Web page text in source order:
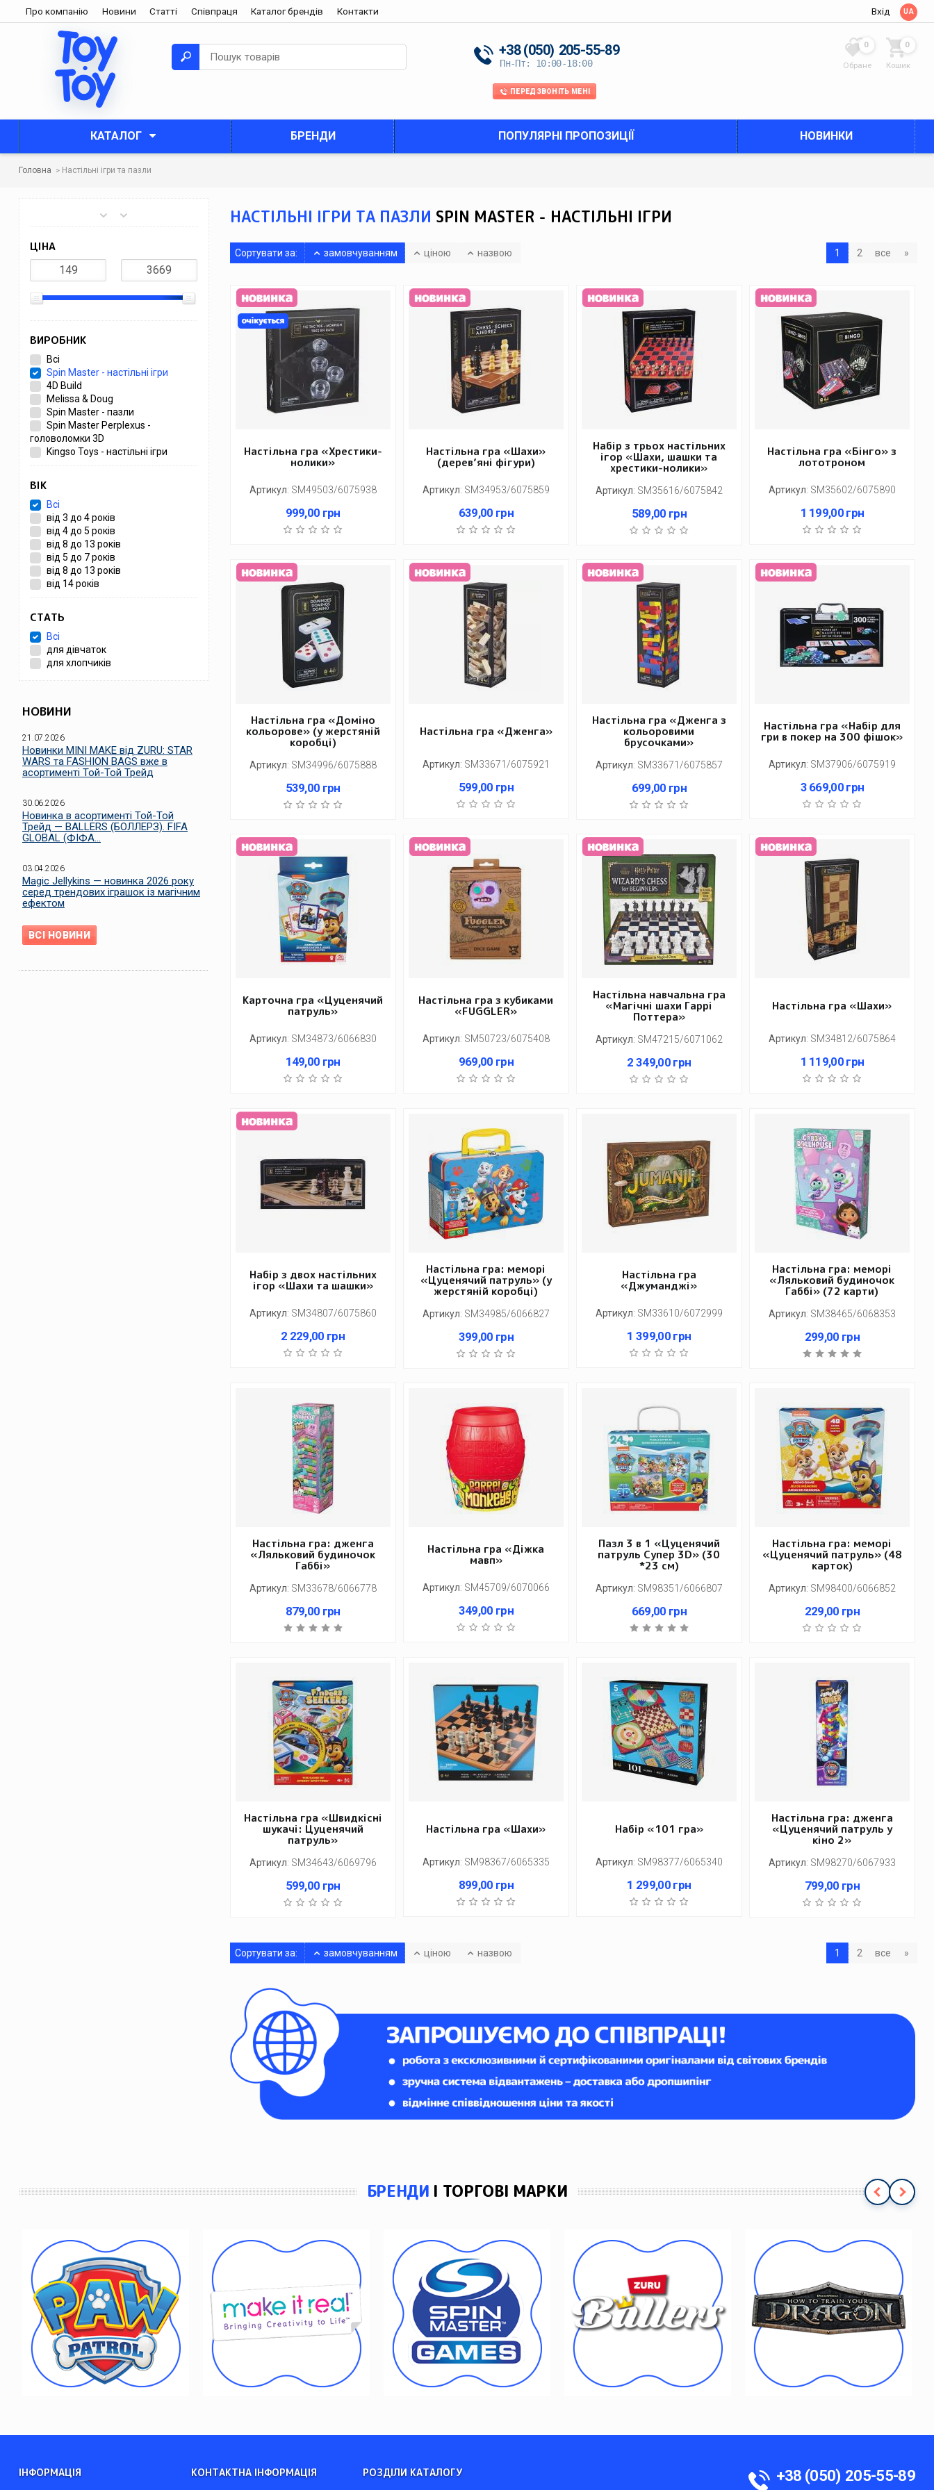
Про компанію Новини Статті Співпраця Каталог брендів Контакти Вхід UA
+38 (050) 205-55-89
Пн-Пт: 10:00-18:00
ПЕРЕДЗВОНІТЬ МЕНІ
0
Обране
0
Кошик
КАТАЛОГ БРЕНДИ ПОПУЛЯРНІ ПРОПОЗИЦІЇ НОВИНКИ
Головна Настільні ігри та пазли
ЦІНА
ВИРОБНИК
Всі
Spin Master - настільні ігри
4D Build
Melissa & Doug
Spin Master - пазли
Spin Master Perplexus -
головоломки 3D
Kingso Toys - настільні ігри
ВІК
Всі
від 3 до 4 років
від 4 до 5 років
від 8 до 13 років
від 5 до 7 років
від 8 до 13 років
від 14 років
СТАТЬ
Всі
для дівчаток
для хлопчиків
НОВИНИ
21.07.2026
Новинки MINI MAKE від ZURU: STAR
WARS та FASHION BAGS вже в
асортименті Той-Той Трейд
30.06.2026
Новинка в асортименті Той-Той
Трейд — BALLERS (БОЛЛЕРЗ). FIFA
GLOBAL (ФІФА...
03.04.2026
Magic Jellykins — новинка 2026 року
серед трендових іграшок із магічним
ефектом
ВСІ НОВИНИ
НАСТІЛЬНІ ІГРИ ТА ПАЗЛИ SPIN MASTER - НАСТІЛЬНІ ІГРИ
Сортувати за: замовчуванням ціною назвою 1 2 все »
Настільна гра «Хрестики-
нолики»
Артикул: SM49503/6075938
999,00 грн
Настільна гра «Шахи»
(дерев’яні фігури)
Артикул: SM34953/6075859
639,00 грн
Набір з трьох настільних
ігор «Шахи, шашки та
хрестики-нолики»
Артикул: SM35616/6075842
589,00 грн
Настільна гра «Бінго» з
лототроном
Артикул: SM35602/6075890
1 199,00 грн
Настільна гра «Доміно
кольорове» (у жерстяній
коробці)
Артикул: SM34996/6075888
539,00 грн
Настільна гра «Дженга»
Артикул: SM33671/6075921
599,00 грн
Настільна гра «Дженга з
кольоровими
брусочками»
Артикул: SM33671/6075857
699,00 грн
Настільна гра «Набір для
гри в покер на 300 фішок»
Артикул: SM37906/6075919
3 669,00 грн
Карточна гра «Цуценячий
патруль»
Артикул: SM34873/6066830
149,00 грн
Настільна гра з кубиками
«FUGGLER»
Артикул: SM50723/6075408
969,00 грн
Настільна навчальна гра
«Магічні шахи Гаррі
Поттера»
Артикул: SM47215/6071062
2 349,00грн
Настільна гра «Шахи»
Артикул: SM34812/6075864
1 119,00 грн
Набір з двох настільних
ігор «Шахи та шашки»
Артикул: SM34807/6075860
2 229,00 грн
Настільна гра: меморі
«Цуценячий патруль» (у
жерстяній коробці)
Артикул: SM34985/6066827
399,00 грн
Настільна гра
«Джуманджі»
Артикул: SM33610/6072999
1 399,00грн
Настільна гра: меморі
«Ляльковий будиночок
Габбі» (72 карти)
Артикул: SM38465/6068353
299,00 грн
Настільна гра: дженга
«Ляльковий будиночок
Габбі»
Артикул: SM33678/6066778
879,00 грн
Настільна гра «Діжка
мавп»
Артикул: SM45709/6070066
349,00 грн
Пазл 3 в 1 «Цуценячий
патруль Супер 3D» (30
*23 см)
Артикул: SM98351/6066807
669,00 грн
Настільна гра: меморі
«Цуценячий патруль» (48
карток)
Артикул: SM98400/6066852
229,00 грн
Настільна гра «Швидкісні
шукачі: Цуценячий
патруль»
Артикул: SM34643/6069796
599,00 грн
Настільна гра «Шахи»
Артикул: SM98367/6065335
899,00 грн
Набір «101 гра»
Артикул: SM98377/6065340
1 299,00грн
Настільна гра: дженга
«Цуценячий патруль у
кіно 2»
Артикул: SM98270/6067933
799,00 грн
Сортувати за: замовчуванням ціною назвою 1 2 все »
БРЕНДИ І ТОРГОВІ МАРКИ Previous
Next
ІНФОРМАЦІЯ КОНТАКТНА ІНФОРМАЦІЯ РОЗДІЛИ КАТАЛОГУ +38 (050) 205-55-89